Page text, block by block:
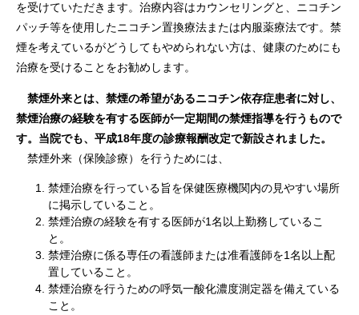
を受けていただきます。治療内容はカウンセリングと、ニコチン
パッチ等を使用したニコチン置換療法または内服薬療法です。禁
煙を考えているがどうしてもやめられない方は、健康のためにも
治療を受けることをお勧めします。
禁煙外来とは、禁煙の希望があるニコチン依存症患者に対し、
禁煙治療の経験を有する医師が一定期間の禁煙指導を行うもので
す。当院でも、平成18年度の診療報酬改定で新設されました。
禁煙外来（保険診療）を行うためには、
禁煙治療を行っている旨を保健医療機関内の見やすい場所
に掲示していること。
禁煙治療の経験を有する医師が1名以上勤務しているこ
と。
禁煙治療に係る専任の看護師または准看護師を1名以上配
置していること。
禁煙治療を行うための呼気一酸化濃度測定器を備えている
こと。